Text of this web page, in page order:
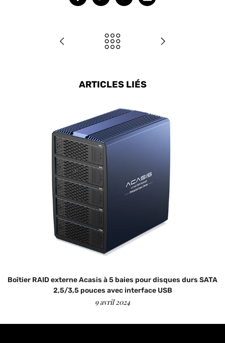
ARTICLES LIÉS
Boîtier RAID externe Acasis à 5 baies pour disques durs SATA
2,5/3,5 pouces avec interface USB
9 avril 2024